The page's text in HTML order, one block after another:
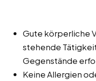
Gute körperliche
stehende
Gegenstände
Keine Allergien